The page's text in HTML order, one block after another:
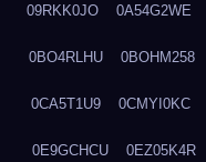
09RKK0JO 0A54G2WE
0BO4RLHU 0BOHM258
0CA5T1U9 0CMYI0KC
0E9GCHCU 0EZ05K4R